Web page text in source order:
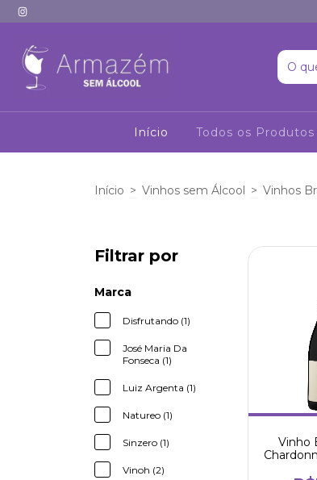
Início Todos os Produtos
Início > Vinhos sem Álcool > Vinhos
Filtrar por
Marca
Disfrutando (1)
José Maria Da
Fonseca (1)
Luiz Argenta (1)
Natureo (1)
Sinzero (1)
Vinoh (2)
Vinho